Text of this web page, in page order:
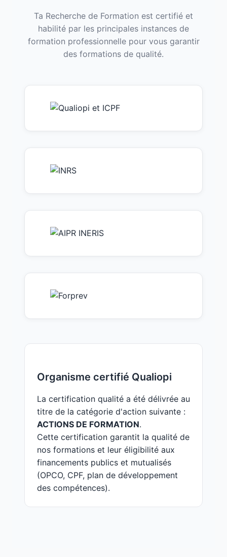
Ta Recherche de Formation est certifié et
habilité par les principales instances de
formation professionnelle pour vous garantir
des formations de qualité.
Organisme certifié Qualiopi
La certification qualité a été délivrée au
titre de la catégorie d'action suivante :
ACTIONS DE FORMATION.
Cette certification garantit la qualité de
nos formations et leur éligibilité aux
financements publics et mutualisés
(OPCO, CPF, plan de développement
des compétences).